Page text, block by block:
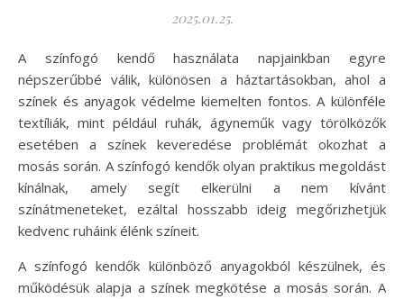
2025.01.25.
A színfogó kendő használata napjainkban egyre
népszerűbbé válik, különösen a háztartásokban, ahol a
színek és anyagok védelme kiemelten fontos. A különféle
textíliák, mint például ruhák, ágyneműk vagy törölközők
esetében a színek keveredése problémát okozhat a
mosás során. A színfogó kendők olyan praktikus megoldást
kínálnak, amely segít elkerülni a nem kívánt
színátmeneteket, ezáltal hosszabb ideig megőrizhetjük
kedvenc ruháink élénk színeit.
A színfogó kendők különböző anyagokból készülnek, és
működésük alapja a színek megkötése a mosás során. A